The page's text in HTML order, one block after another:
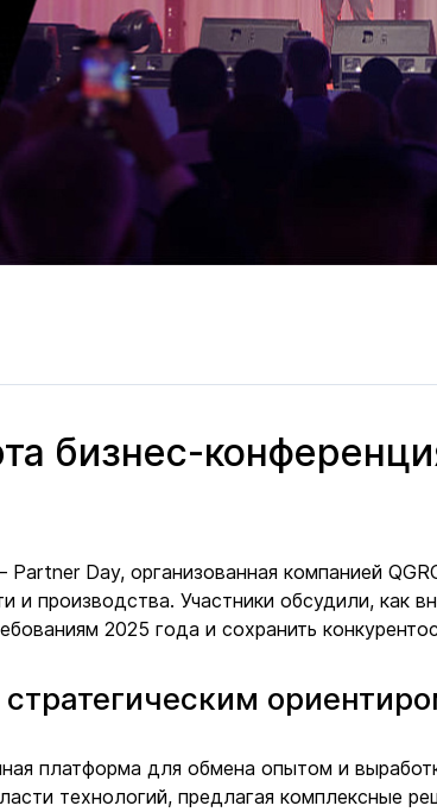
бизнес-
Day, организованная компанией
производства. Участники обсудили, как
2025 года и сохранить
платформа для обмена опытом и
технологий, предлагая комплексные